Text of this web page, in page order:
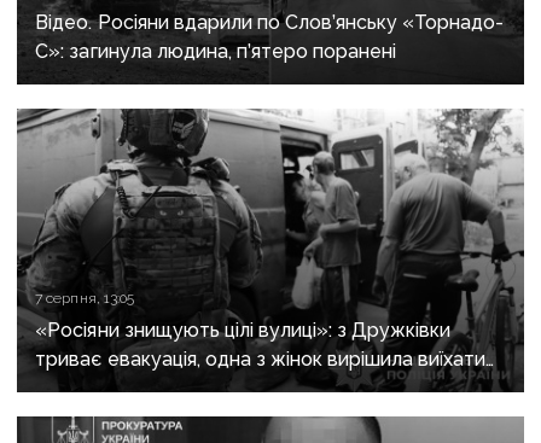
Відео. Росіяни вдарили по Слов’янську «Торнадо-
С»: загинула людина, п’ятеро поранені
7 серпня, 13:05
«Росіяни знищують цілі вулиці»: з Дружківки
триває евакуація, одна з жінок вирішила виїхати
після загибелі чоловіка